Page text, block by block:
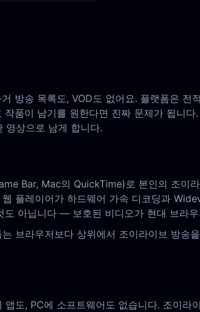
방송 목록도, VOD도 없어요. 플랫폼은
품이 남기를 원한다면 진짜 문제가 됩니
영상으로 남게 합니다.
Bar, Mac의 QuickTime)로 본인의 조이
플레이어가 하드웨어 가속 디코딩과
아닙니다 — 보호된 비디오가 현대 브라
브라우저보다 상위에서 조이라이브 방
도, PC에 소프트웨어도 없습니다. 조이